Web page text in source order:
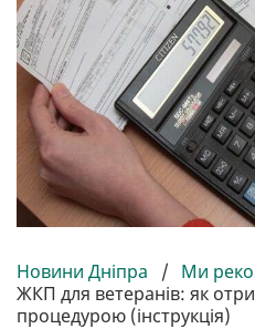
Новини Дніпра / Ми
ЖКП для ветеранів: як
процедурою (інструкція)